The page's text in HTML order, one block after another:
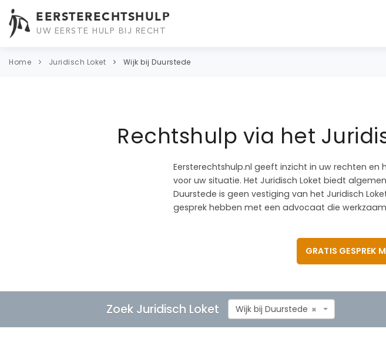
EERSTERECHTSHULP
UW EERSTE HULP BIJ RECHT
Home Juridisch Loket Wijk bij Duurstede
Rechtshulp via het
Eersterechtshulp.nl geeft inzicht in uw rechten
voor uw situatie. Het Juridisch Loket biedt
Duurstede is geen vestiging van het Juridisch
gesprek hebben met een advocaat die werkzaam
GRATIS GESPREK
Zoek Juridisch Loket ×
Wijk bij Duurstede